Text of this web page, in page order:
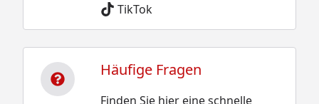
TikTok
Häufige Fragen
Finden Sie hier eine schnelle